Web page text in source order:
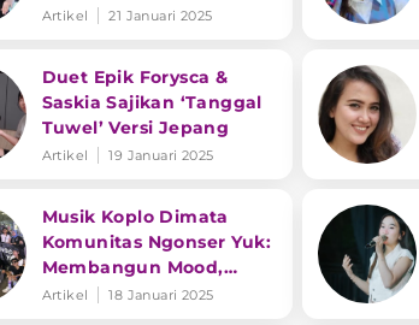
Kontrak"
Artikel 21 Januari 2025
Duet Epik Forysca &
Saskia Sajikan ‘Tanggal
Tuwel’ Versi Jepang
Artikel 19 Januari 2025
Musik Koplo Dimata
Komunitas Ngonser Yuk:
Membangun Mood,
Suasana Lebih Happy
Artikel 18 Januari 2025